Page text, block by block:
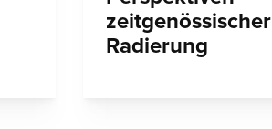
zeitgenössischer
Radierung